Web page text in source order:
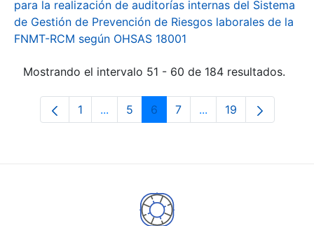
para la realización de auditorías internas del Sistema
de Gestión de Prevención de Riesgos laborales de la
FNMT-RCM según OHSAS 18001
Mostrando el intervalo 51 - 60 de 184 resultados.
Página
1 ...Páginas intermedias Use TAB para
Página
5 Página
6 Página
7 ...Páginas intermedias
Página
19